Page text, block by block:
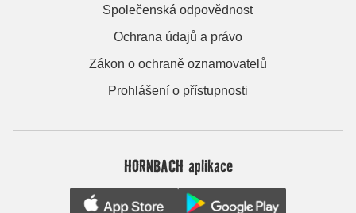
Společenská odpovědnost
Ochrana údajů a právo
Zákon o ochraně oznamovatelů
Prohlášení o přístupnosti
HORNBACH aplikace